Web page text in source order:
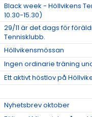
Black week - Höllvikens
10.30-15.30)
29/11 är det dags för
Tennisklubb.
Höllvikensmössan
Ingen ordinarie träning
Ett aktivt höstlov på
Nyhetsbrev oktober